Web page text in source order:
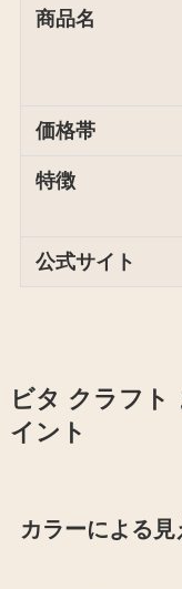
商品名
価格帯
特徴
公式サイト
ビタ クラフト
イント
カラーによる